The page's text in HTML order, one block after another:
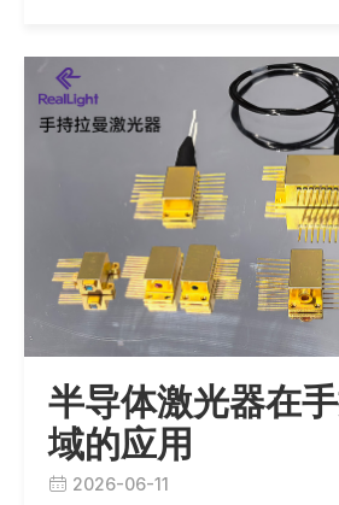
半导体激光器在
域的应用
2026-06-11